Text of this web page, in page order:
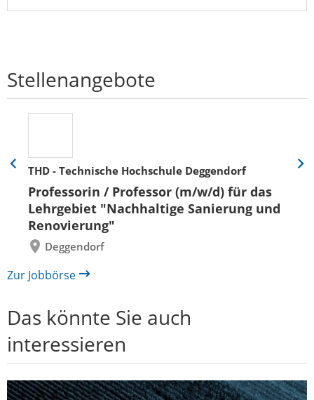
Stellenangebote
THD - Technische Hochschule Deggendorf
Professorin / Professor (m/w/d) für das
Lehrgebiet "Nachhaltige Sanierung und
Renovierung"
Deggendorf
Eine
zurück
Eine
Zur Jobbörse
Das könnte Sie auch
interessieren